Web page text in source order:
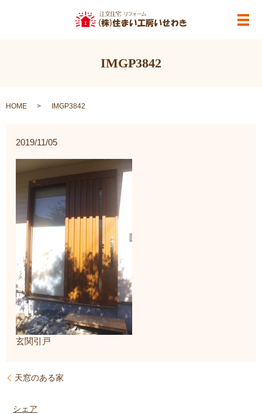
メ
IMGP3842
HOME IMGP3842
2019/11/05
玄関引戸
天窓のある家
シェア